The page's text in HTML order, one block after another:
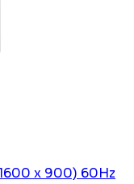
x 900) 60Hz